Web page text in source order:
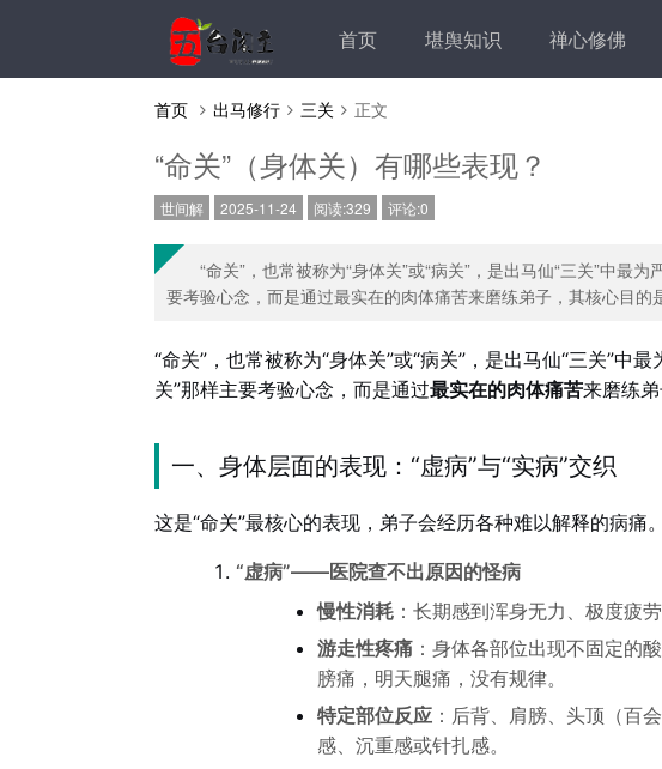
首页 堪舆知识 禅心修佛
首页 出马修行 三关 正文
“命关”（身体关）有哪些表现？
世间解 2025-11-24 阅读:329 评论:0
“命关”，也常被称为“身体关”或“病关”，是出马仙“三关”中最
要考验心念，而是通过最实在的肉体痛苦来磨练弟子，其核心目的
“命关”，也常被称为“身体关”或“病关”，是出马仙“三关”中
关”那样主要考验心念，而是通过最实在的肉体痛苦来磨练
一、身体层面的表现：“虚病”与“实病”交织
这是“命关”最核心的表现，弟子会经历各种难以解释的病痛。
“虚病”——医院查不出原因的怪病
慢性消耗 ：长期感到浑身无力、极度疲
游走性疼痛 ：身体各部位出现不固定的
膀痛，明天腿痛，没有规律。
特定部位反应 ：后背、肩膀、头顶（百
感、沉重感或针扎感。